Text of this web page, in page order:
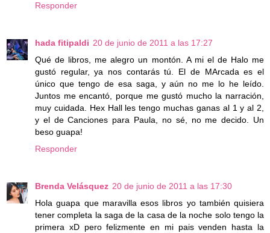
Responder
hada fitipaldi 20 de junio de 2011 a las 17:27
Qué de libros, me alegro un montón. A mi el de Halo me
gustó regular, ya nos contarás tú. El de MArcada es el
único que tengo de esa saga, y aún no me lo he leído.
Juntos me encantó, porque me gustó mucho la narración,
muy cuidada. Hex Hall les tengo muchas ganas al 1 y al 2,
y el de Canciones para Paula, no sé, no me decido. Un
beso guapa!
Responder
Brenda Velásquez 20 de junio de 2011 a las 17:30
Hola guapa que maravilla esos libros yo también quisiera
tener completa la saga de la casa de la noche solo tengo la
primera xD pero felizmente en mi pais venden hasta la